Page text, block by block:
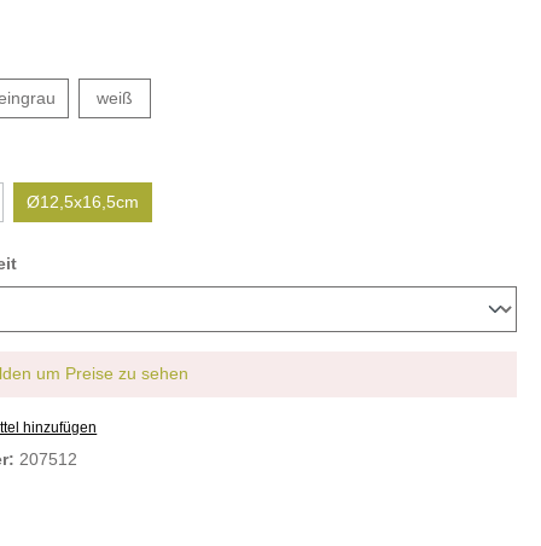
weiß
Ø12,5x16,5cm
um Preise zu sehen
hinzufügen
207512